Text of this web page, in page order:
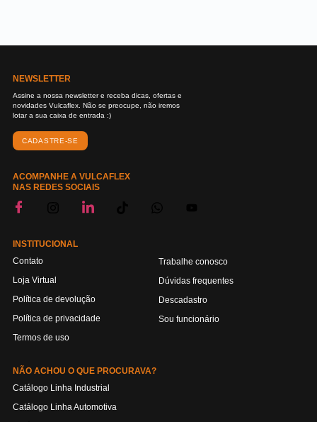
NEWSLETTER
Assine a nossa newsletter e receba dicas, ofertas e
novidades Vulcaflex. Não se preocupe, não iremos
lotar a sua caixa de entrada :)
CADASTRE-SE
ACOMPANHE A VULCAFLEX
NAS REDES SOCIAIS
INSTITUCIONAL
Contato
Loja Virtual
Política de devolução
Política de privacidade
Termos de uso
Trabalhe conosco
Dúvidas frequentes
Descadastro
Sou funcionário
NÃO ACHOU O QUE PROCURAVA?
Catálogo Linha Industrial
Catálogo Linha Automotiva